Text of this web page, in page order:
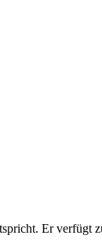
Er verfügt